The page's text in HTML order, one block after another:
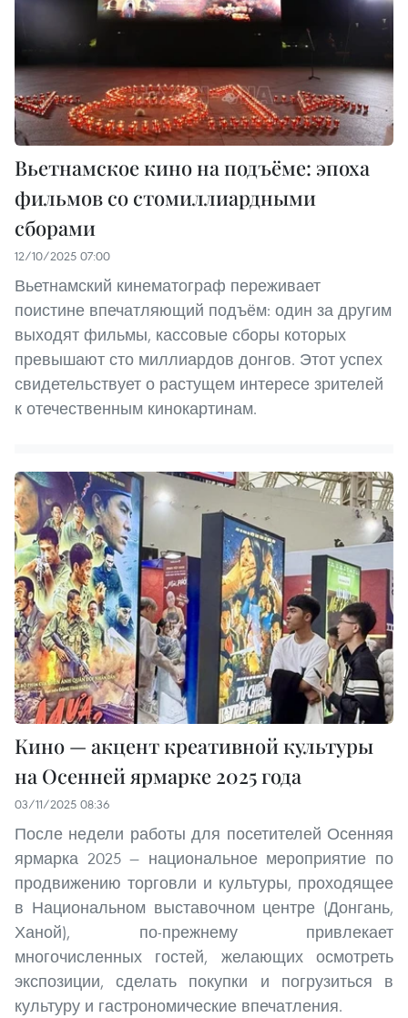
Вьетнамское кино на подъёме: эпоха
фильмов со стомиллиардными
сборами
12/10/2025 07:00
Вьетнамский кинематограф переживает
поистине впечатляющий подъём: один за другим
выходят фильмы, кассовые сборы которых
превышают сто миллиардов донгов. Этот успех
свидетельствует о растущем интересе зрителей
к отечественным кинокартинам.
Кино — акцент креативной культуры
на Осенней ярмарке 2025 года
03/11/2025 08:36
После недели работы для посетителей Осенняя
ярмарка 2025 — национальное мероприятие по
продвижению торговли и культуры, проходящее
в Национальном выставочном центре (Донгань,
Ханой), по-прежнему привлекает
многочисленных гостей, желающих осмотреть
экспозиции, сделать покупки и погрузиться в
культуру и гастрономические впечатления.